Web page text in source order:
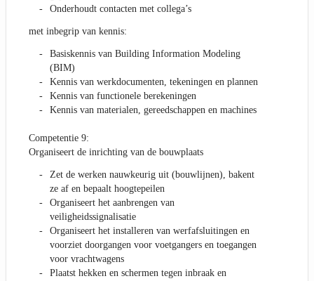
Onderhoudt contacten met collega’s
met inbegrip van kennis:
Basiskennis van Building Information Modeling
(BIM)
Kennis van werkdocumenten, tekeningen en plannen
Kennis van functionele berekeningen
Kennis van materialen, gereedschappen en machines
Competentie 9:
Organiseert de inrichting van de bouwplaats
Zet de werken nauwkeurig uit (bouwlijnen), bakent
ze af en bepaalt hoogtepeilen
Organiseert het aanbrengen van
veiligheidssignalisatie
Organiseert het installeren van werfafsluitingen en
voorziet doorgangen voor voetgangers en toegangen
voor vrachtwagens
Plaatst hekken en schermen tegen inbraak en